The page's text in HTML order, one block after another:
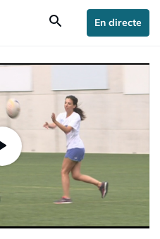
search En directe